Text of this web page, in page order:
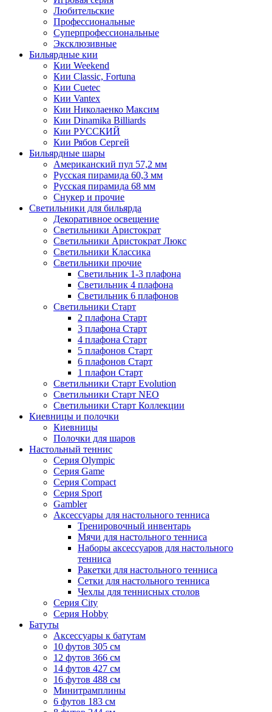
Любительские
Профессиональные
Суперпрофессиональные
Эксклюзивные
Бильярдные кии
Кии Weekend
Кии Classic, Fortuna
Кии Cuetec
Кии Vantex
Кии Николаенко Максим
Кии Dinamika Billiards
Кии РУССКИЙ
Кии Рябов Сергей
Бильярдные шары
Американский пул 57,2 мм
Русская пирамида 60,3 мм
Русская пирамида 68 мм
Снукер и прочие
Светильники для бильярда
Декоративное освещение
Светильники Аристократ
Светильники Аристократ Люкс
Светильники Классика
Светильники прочие
Светильник 1-3 плафона
Светильник 4 плафона
Светильник 6 плафонов
Светильники Старт
2 плафона Старт
3 плафона Старт
4 плафона Старт
5 плафонов Старт
6 плафонов Старт
1 плафон Старт
Светильники Старт Evolution
Светильники Старт NEO
Светильники Старт Коллекции
Киевницы и полочки
Киевницы
Полочки для шаров
Настольный теннис
Серия Olympic
Серия Game
Серия Compact
Серия Sport
Gambler
Аксессуары для настольного тенниса
Тренировочный инвентарь
Мячи для настольного тенниса
Наборы аксессуаров для настольного
тенниса
Ракетки для настольного тенниса
Сетки для настольного тенниса
Чехлы для теннисных столов
Серия City
Серия Hobby
Батуты
Аксессуары к батутам
10 футов 305 см
12 футов 366 см
14 футов 427 см
16 футов 488 см
Минитрамплины
6 футов 183 см